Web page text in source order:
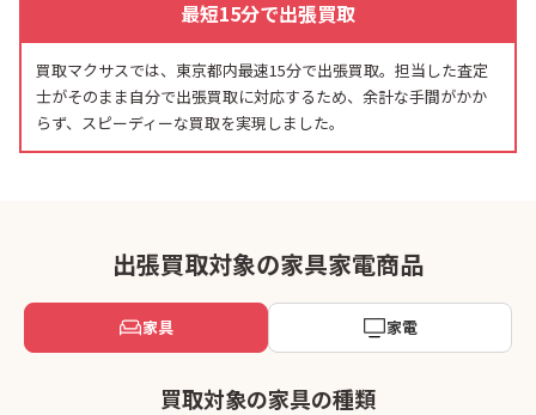
最短15分で出張買取
買取マクサスでは、東京都内最速15分で出張買取。担当した査定
士がそのまま自分で出張買取に対応するため、余計な手間がかか
らず、スピーディーな買取を実現しました。
出張買取対象の家具家電商品
家具 家電
買取対象の家具の種類